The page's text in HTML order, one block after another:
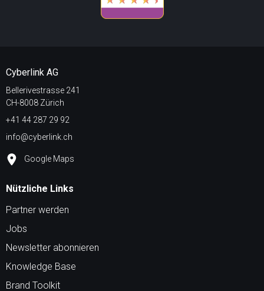
Cyberlink AG
Bellerivestrasse 241
CH-8008 Zürich
+41 44 287 29 92
info@cyberlink.ch
Google Maps
Nützliche Links
Partner werden
Jobs
Newsletter abonnieren
Knowledge Base
Brand Toolkit